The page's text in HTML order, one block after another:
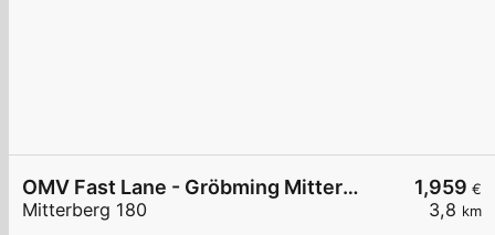
1,959 €
3,8 km
OMV Fast Lane - Gröbming Mitterberg 180
Mitterberg 180